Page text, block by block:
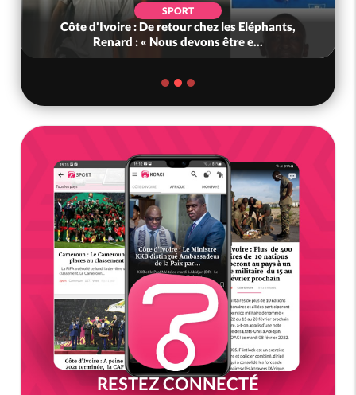
SPORT
Côte d'Ivoire : De retour chez les Eléphants,
Renard : « Nous devons être e...
RESTEZ CONNECTÉ